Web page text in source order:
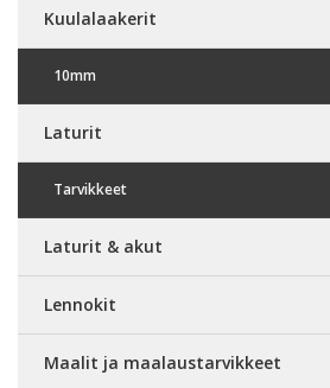
Kuulalaakerit
10mm
Laturit
Tarvikkeet
Laturit & akut
Lennokit
Maalit ja maalaustarvikkeet